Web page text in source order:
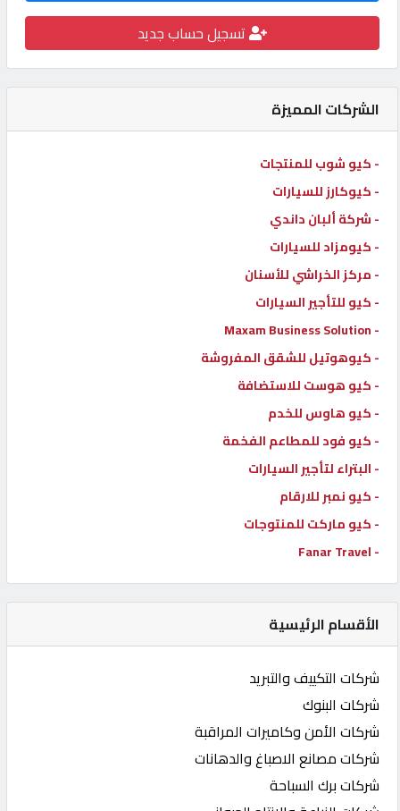
كارز
كيو
ماركت
الدليل
القطري
POWERED
QHOST
تسجيل حساب جديد
الشركات المميزة
- كيو شوب للمنتجات
- كيوكارز للسيارات
- شركة ألبان داندي
- كيومزاد للسيارات
- مركز الخراشي للأسنان
- كيو للتأجير السيارات
- Maxam Business Solution
- كيوهوتيل للشقق المفروشة
- كيو هوست للاستضافة
- كيو هاوس للخدم
- كيو فود للمطاعم الفخمة
- البتراء لتأجير السيارات
- كيو نمبر للارقام
- كيو ماركت للمنتوجات
- Fanar Travel
الأقسام الرئيسية
شركات التكييف والتبريد
شركات البنوك
شركات الأمن وكاميرات المراقبة
شركات مصانع الاصباغ والدهانات
شركات برك السباحة